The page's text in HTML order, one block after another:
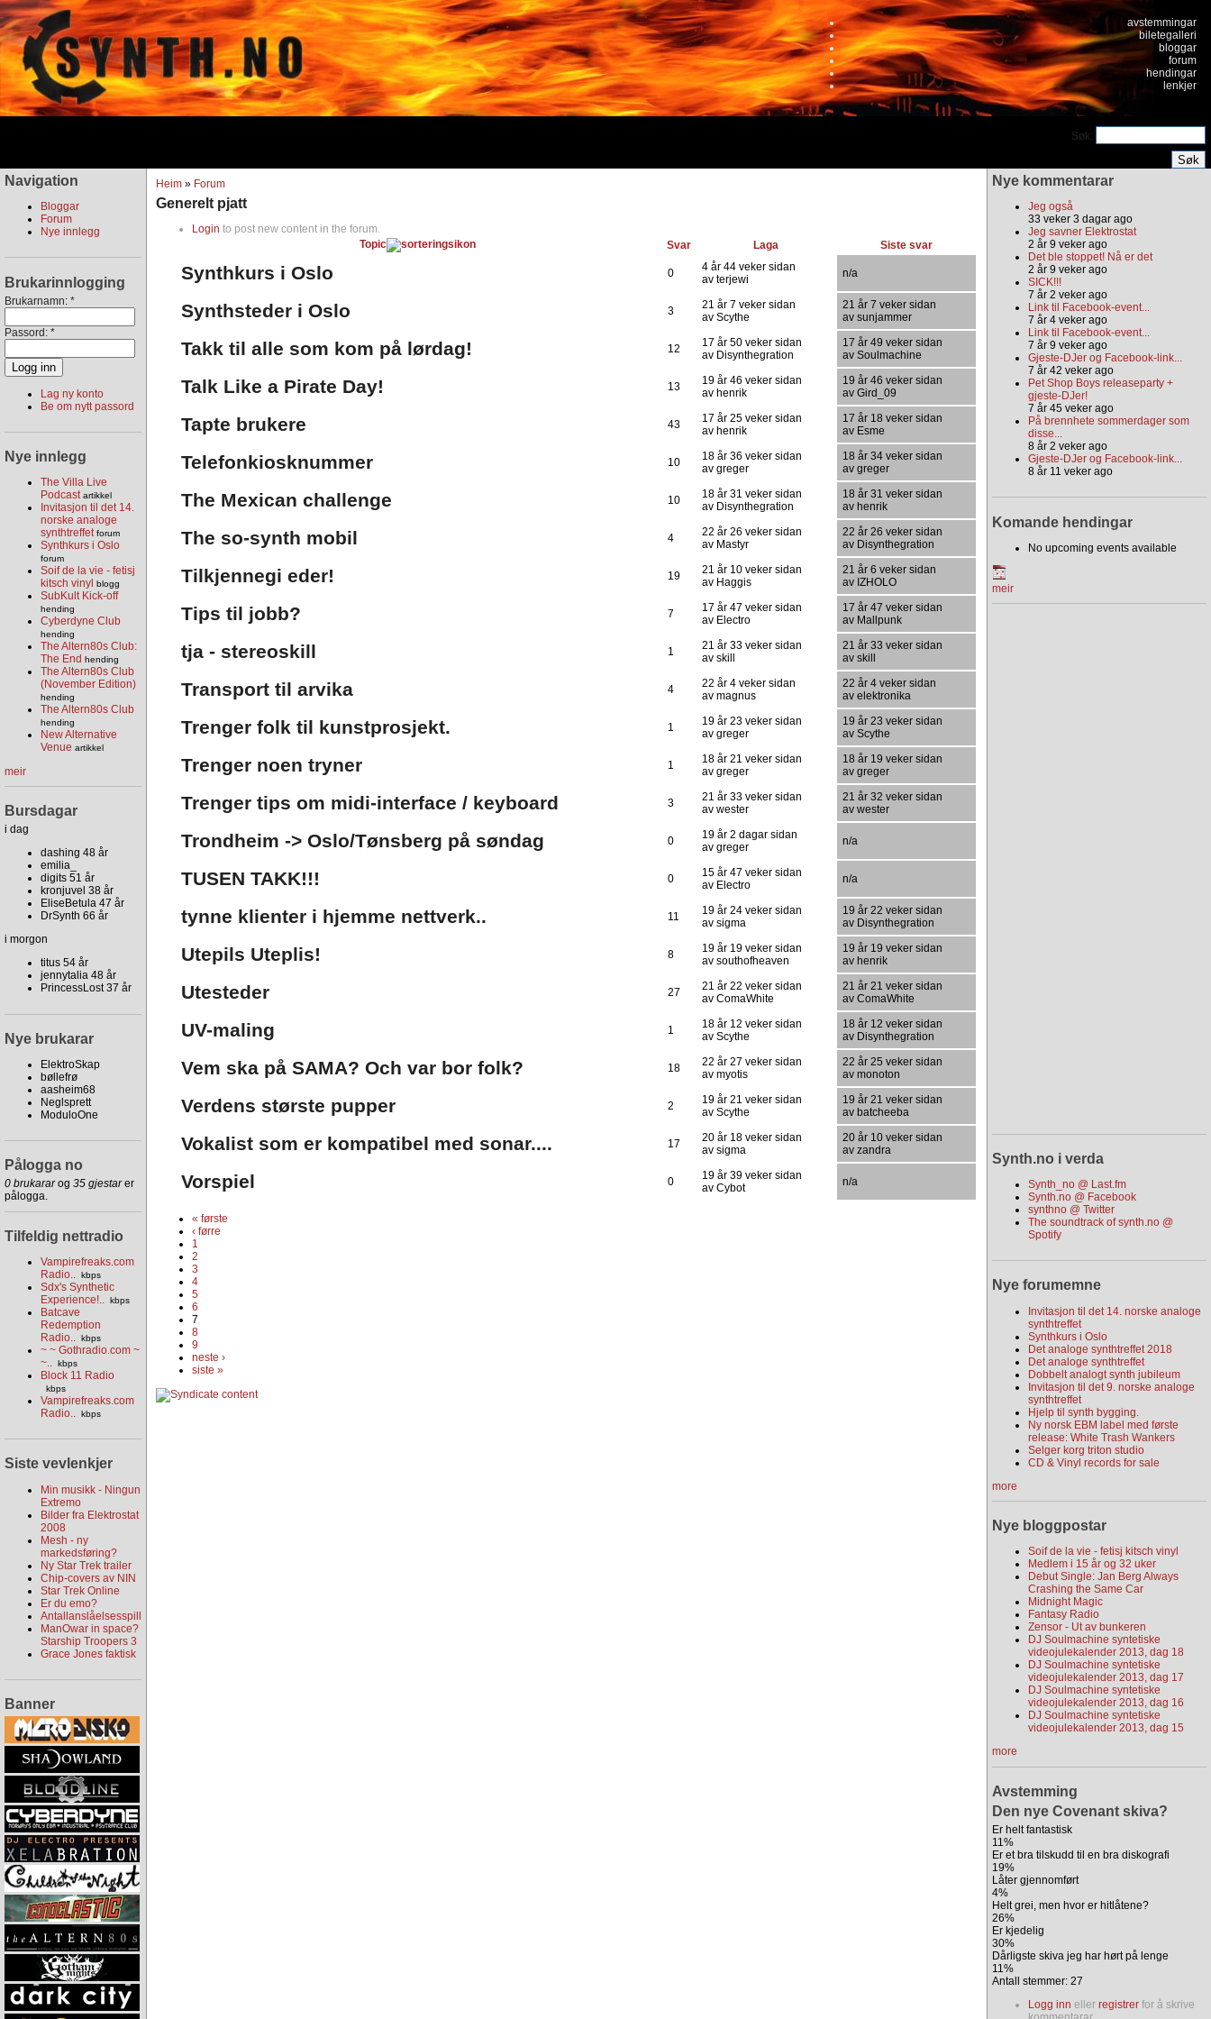
avstemmingar
biletegalleri
bloggar
forum
hendingar
lenkjer
Søk:
Navigation
Bloggar
Forum
Nye innlegg
Brukarinnlogging
Brukarnamn: *
Passord: *
Lag ny konto
Be om nytt passord
Nye innlegg
The Villa Live
Podcastartikkel
Invitasjon til det 14.
norske analoge
synthtreffet forum
Synthkurs i Oslo
forum
Soif de la vie - fetisj
kitsch vinyl
blogg
SubKult Kick-off
hending
Cyberdyne Club
hending
The Altern80s Club:
The End hending
The Altern80s Club
(November Edition)
hending
The Altern80s Club
hending
New Alternative
Venue artikkel
meir
Bursdagar
i dag
dashing 48 år
emilia_
digits 51 år
kronjuvel 38 år
EliseBetula 47 år
DrSynth 66 år
i morgon
titus 54 år
jennytalia 48 år
PrincessLost 37 år
Nye brukarar
ElektroSkap
bøllefrø
aasheim68
Neglsprett
ModuloOne
Pålogga no
0 brukararog 35 gjestarer
pålogga.
Tilfeldig nettradio
Vampirefreaks.com
Radio.. kbps
Sdx's Synthetic
Experience!.. kbps
Batcave
Redemption
Radio.. kbps
~ ~ Gothradio.com ~
~.. kbps
Block 11 Radio
kbps
Vampirefreaks.com
Radio.. kbps
Siste vevlenkjer
Min musikk - Ningun
Extremo
Bilder fra Elektrostat
2008
Mesh - ny
markedsføring?
Ny Star Trek trailer
Chip-covers av NIN
Star Trek Online
Er du emo?
Antallanslåelsesspill
ManOwar in space?
Starship Troopers 3
Grace Jones faktisk
Banner
Heim » Forum
Generelt pjatt
Login to post new content in the forum.
Topic
Svar Laga Siste svar
Synthkurs i Oslo 0
4 år 44 veker sidan
av terjewi
n/a
Synthsteder i Oslo 3
21 år 7 veker sidan
av Scythe
21 år 7 veker sidan
av sunjammer
Takk til alle som kom på lørdag! 12
17 år 50 veker sidan
av Disynthegration
17 år 49 veker sidan
av Soulmachine
Talk Like a Pirate Day! 13
19 år 46 veker sidan
av henrik
19 år 46 veker sidan
av Gird_09
Tapte brukere 43
17 år 25 veker sidan
av henrik
17 år 18 veker sidan
av Esme
Telefonkiosknummer 10
18 år 36 veker sidan
av greger
18 år 34 veker sidan
av greger
The Mexican challenge 10
18 år 31 veker sidan
av Disynthegration
18 år 31 veker sidan
av henrik
The so-synth mobil 4
22 år 26 veker sidan
av Mastyr
22 år 26 veker sidan
av Disynthegration
Tilkjennegi eder! 19
21 år 10 veker sidan
av Haggis
21 år 6 veker sidan
av IZHOLO
Tips til jobb? 7
17 år 47 veker sidan
av Electro
17 år 47 veker sidan
av Mallpunk
tja - stereoskill 1
21 år 33 veker sidan
av skill
21 år 33 veker sidan
av skill
Transport til arvika 4
22 år 4 veker sidan
av magnus
22 år 4 veker sidan
av elektronika
Trenger folk til kunstprosjekt. 1
19 år 23 veker sidan
av greger
19 år 23 veker sidan
av Scythe
Trenger noen tryner 1
18 år 21 veker sidan
av greger
18 år 19 veker sidan
av greger
Trenger tips om midi-interface / keyboard 3
21 år 33 veker sidan
av wester
21 år 32 veker sidan
av wester
Trondheim -> Oslo/Tønsberg på søndag 0
19 år 2 dagar sidan
av greger
n/a
TUSEN TAKK!!! 0
15 år 47 veker sidan
av Electro
n/a
tynne klienter i hjemme nettverk.. 11
19 år 24 veker sidan
av sigma
19 år 22 veker sidan
av Disynthegration
Utepils Uteplis! 8
19 år 19 veker sidan
av southofheaven
19 år 19 veker sidan
av henrik
Utesteder 27
21 år 22 veker sidan
av ComaWhite
21 år 21 veker sidan
av ComaWhite
UV-maling 1
18 år 12 veker sidan
av Scythe
18 år 12 veker sidan
av Disynthegration
Vem ska på SAMA? Och var bor folk? 18
22 år 27 veker sidan
av myotis
22 år 25 veker sidan
av monoton
Verdens største pupper 2
19 år 21 veker sidan
av Scythe
19 år 21 veker sidan
av batcheeba
Vokalist som er kompatibel med sonar.... 17
20 år 18 veker sidan
av sigma
20 år 10 veker sidan
av zandra
Vorspiel 0
19 år 39 veker sidan
av Cybot
n/a
« første
‹ førre
1
2
3
4
5
6
7
8
9
neste ›
siste »
Nye kommentarar
Jeg også
33 veker 3 dagar ago
Jeg savner Elektrostat
2 år 9 veker ago
Det ble stoppet! Nå er det
2 år 9 veker ago
SICK!!!
7 år 2 veker ago
Link til Facebook-event...
7 år 4 veker ago
Link til Facebook-event...
7 år 9 veker ago
Gjeste-DJer og Facebook-link...
7 år 42 veker ago
Pet Shop Boys releaseparty +
gjeste-DJer!
7 år 45 veker ago
På brennhete sommerdager som
disse...
8 år 2 veker ago
Gjeste-DJer og Facebook-link...
8 år 11 veker ago
Komande hendingar
No upcoming events available
meir
Synth.no i verda
Synth_no @ Last.fm
Synth.no @ Facebook
synthno @ Twitter
The soundtrack of synth.no @
Spotify
Nye forumemne
Invitasjon til det 14. norske analoge
synthtreffet
Synthkurs i Oslo
Det analoge synthtreffet 2018
Det analoge synthtreffet
Dobbelt analogt synth jubileum
Invitasjon til det 9. norske analoge
synthtreffet
Hjelp til synth bygging.
Ny norsk EBM label med første
release: White Trash Wankers
Selger korg triton studio
CD & Vinyl records for sale
more
Nye bloggpostar
Soif de la vie - fetisj kitsch vinyl
Medlem i 15 år og 32 uker
Debut Single: Jan Berg Always
Crashing the Same Car
Midnight Magic
Fantasy Radio
Zensor - Ut av bunkeren
DJ Soulmachine syntetiske
videojulekalender 2013, dag 18
DJ Soulmachine syntetiske
videojulekalender 2013, dag 17
DJ Soulmachine syntetiske
videojulekalender 2013, dag 16
DJ Soulmachine syntetiske
videojulekalender 2013, dag 15
more
Avstemming
Den nye Covenant skiva?
Er helt fantastisk
11%
Er et bra tilskudd til en bra diskografi
19%
Låter gjennomført
4%
Helt grei, men hvor er hitlåtene?
26%
Er kjedelig
30%
Dårligste skiva jeg har hørt på lenge
11%
Antall stemmer: 27
Logg inn eller registrer for å skrive